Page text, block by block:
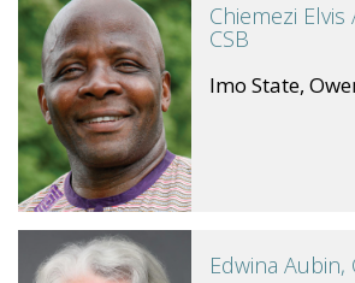
Chiemezi
CSB
Imo State,
Edwina Aubin,